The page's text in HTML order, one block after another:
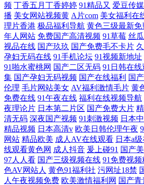
频 丁香五月丁香婷婷 91精品又 爱豆传
播 美女网站视频黄 A片com 美女福利在
理片香港 极品福利导航 黄色三级最新免
年人网站 免费国产高清视频 91草莓 丝
视品在线 国产玖玖 国产免费毛不卡片
孕妇无码在线 91手机论坛 91视频新地址
91啪水蜜桃网 国产二区无码 91日韩在线
集 国产孕妇无码视频 国产在线福利 国
伦理 毛片网站美女 AV福利激情毛片 黄
免费在线 91午夜在线 福利在线视频导航
夜理论片 日本第二片区 国产免费大片
清无码 深夜国产视频 91刺激视频 日本
精品视频 日本高清v 欧美日韩伦理午夜
网站 精品欧美 成人AV在线观看 日本a
线观看黄色网 成人抖音 爰上碰91 国产
97人人看 国产三级视频在线 91免费视频
色AV网站人 黄色91福利社 污网址18禁
人午夜视频免费 欧美激情福利网 国产